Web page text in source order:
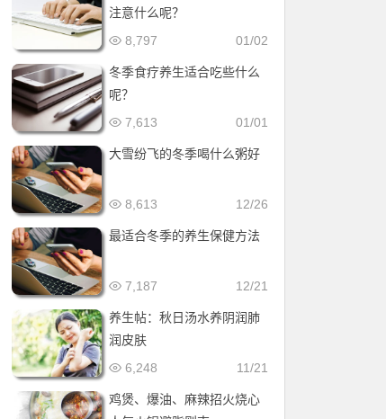
注意什么呢？
01/02
8,797
冬季食疗养生适合吃些什么
呢？
01/01
7,613
大雪纷飞的冬季喝什么粥好
12/26
8,613
最适合冬季的养生保健方法
12/21
7,187
养生帖：秋日汤水养阴润肺
润皮肤
11/21
6,248
鸡煲、爆油、麻辣招火烧心